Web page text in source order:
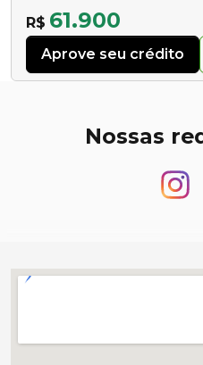
R$ 61.900
Aprove seu crédito
Nossas